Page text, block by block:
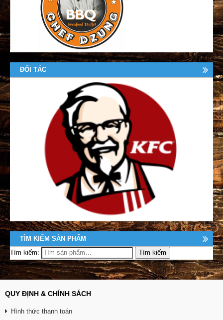
ĐỐI TÁC
TÌM KIẾM SẢN PHẨM
Tìm kiếm:
QUY ĐỊNH & CHÍNH SÁCH
Hình thức thanh toán